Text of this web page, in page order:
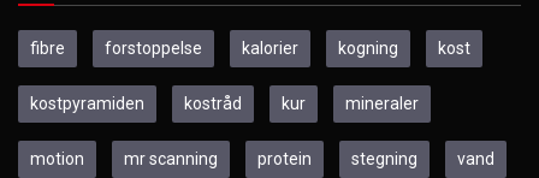
fibre forstoppelse kalorier kogning kost
kostpyramiden kostråd kur mineraler
motion mr scanning protein stegning vand